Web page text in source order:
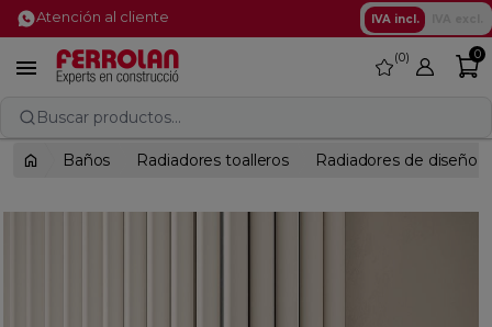
Atención al cliente IVA incl.
 favorite
0 0
Buscar productos...
Baños Radiadores toalleros Radiadores de diseño